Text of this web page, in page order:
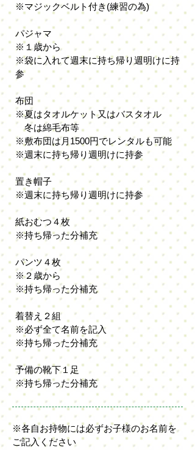
※マジックベルト付き(練習の為)
パジャマ
※１歳から
※袋に入れて週末に持ち帰り週明けに持
参
布団
※夏はタオルケット又はバスタオル
冬は綿毛布等
※敷布団は月1500円でレンタルも可能
※週末に持ち帰り週明けに持参
置き帽子
※週末に持ち帰り週明けに持参
紙おむつ４枚
※持ち帰った分補充
パンツ４枚
※２歳から
※持ち帰った分補充
着替え２組
※必ず全て名前を記入
※持ち帰った分補充
予備の靴下１足
※持ち帰った分補充
※各自お持物には必ずお子様のお名前を
ご記入ください